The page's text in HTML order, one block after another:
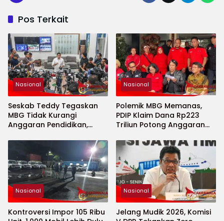
Pos Terkait
Nasional
Seskab Teddy Tegaskan
MBG Tidak Kurangi
Anggaran Pendidikan,
Nasional
Polemik MBG Memanas,
PDIP Klaim Dana Rp223
Triliun Potong Anggaran
Nasional
Kontroversi Impor 105 Ribu
Nasional
Jelang Mudik 2026, Komisi